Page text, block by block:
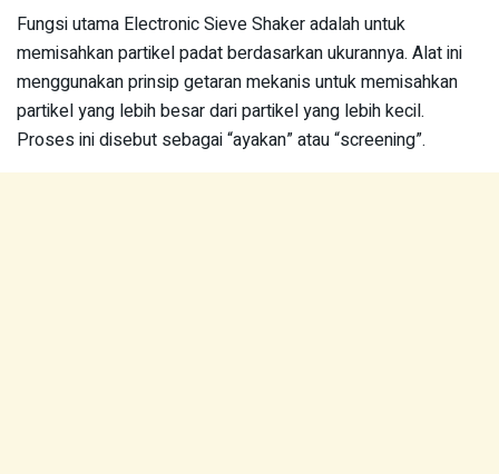
Fungsi utama Electronic Sieve Shaker adalah untuk
memisahkan partikel padat berdasarkan ukurannya. Alat ini
menggunakan prinsip getaran mekanis untuk memisahkan
partikel yang lebih besar dari partikel yang lebih kecil.
Proses ini disebut sebagai “ayakan” atau “screening”.